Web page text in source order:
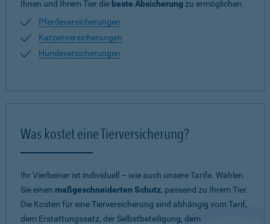
Ihnen und Ihrem Tier die beste Absicherung zu ermöglichen:
Pferdeversicherungen
Katzenversicherungen
Hundeversicherungen
Was kostet eine Tierversicherung?
Ihr Vierbeiner ist individuell – wie auch unsere Tarife. Wählen
Sie einen maßgeschneiderten Schutz, passend zu Ihrem Tier.
Die Kosten für eine Tierversicherung sind abhängig vom Tarif,
dem Erstattungssatz, der Selbstbeteiligung, dem